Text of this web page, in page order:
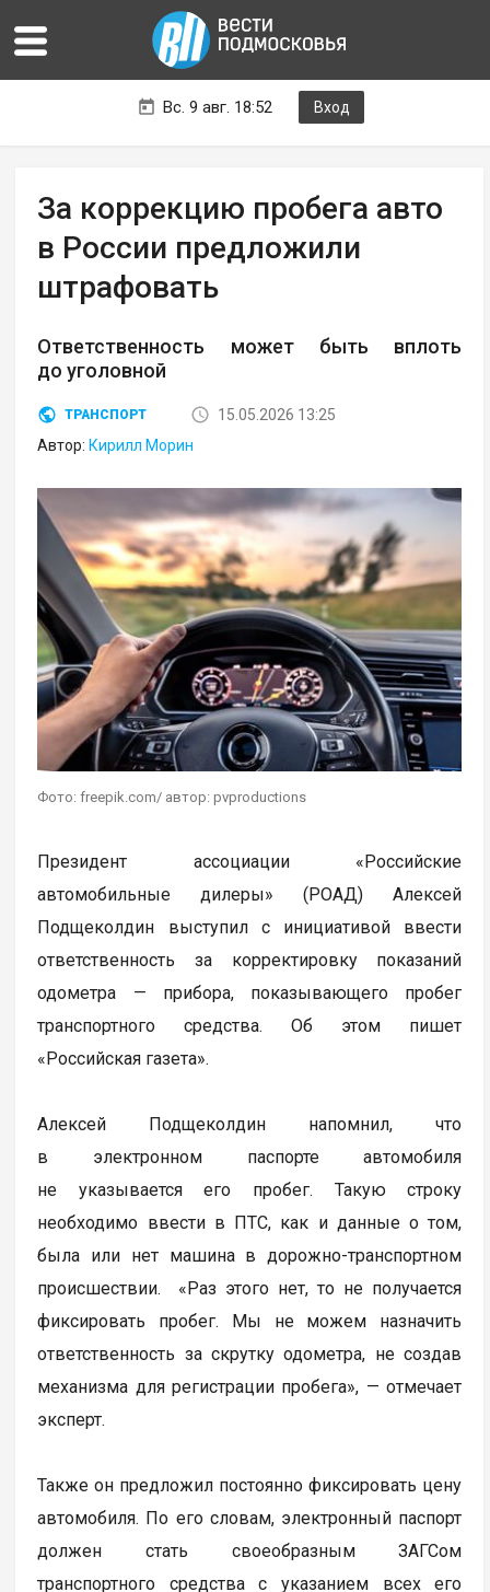
Вс. 9 авг. 18:52 Вход
За коррекцию пробега авто
в России предложили
штрафовать
Ответственность может быть вплоть
до уголовной
ТРАНСПОРТ
15.05.2026 13:25
Автор: Кирилл Морин
Фото: freepik.com/ автор: pvproductions
Президент ассоциации «Российские
автомобильные дилеры» (РОАД) Алексей
Подщеколдин выступил с инициативой ввести
ответственность за корректировку показаний
одометра — прибора, показывающего пробег
транспортного средства. Об этом пишет
«Российская газета».
Алексей Подщеколдин напомнил, что
в электронном паспорте автомобиля
не указывается его пробег. Такую строку
необходимо ввести в ПТС, как и данные о том,
была или нет машина в дорожно-транспортном
происшествии. «Раз этого нет, то не получается
фиксировать пробег. Мы не можем назначить
ответственность за скрутку одометра, не создав
механизма для регистрации пробега», — отмечает
эксперт.
Также он предложил постоянно фиксировать цену
автомобиля. По его словам, электронный паспорт
должен стать своеобразным ЗАГСом
транспортного средства с указанием всех его